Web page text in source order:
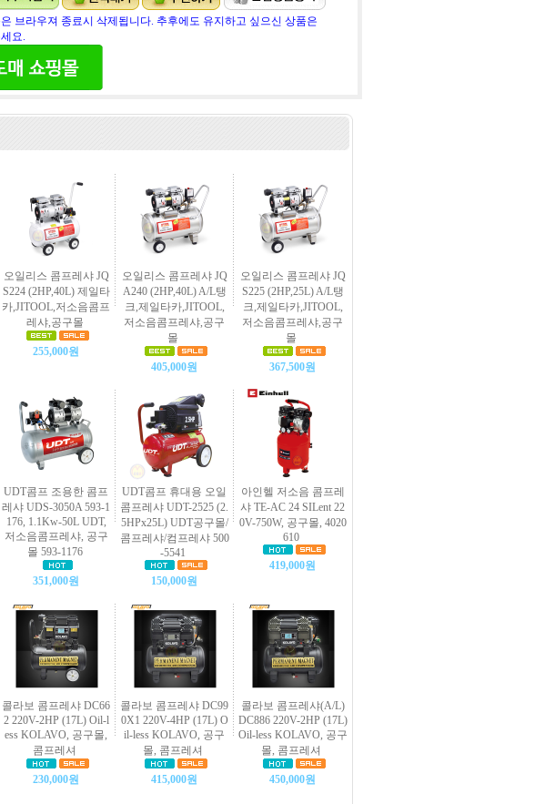
브라우져 종료시 삭제됩니다. 추후에도 유지하고 싶으신 상품은
요.
오일리스 콤프레샤 JQ
S224 (2HP,40L) 제일타
카,JITOOL,저소음콤프
레샤,공구몰
255,000원
오일리스 콤프레샤 JQ
A240 (2HP,40L) A/L탱
크,제일타카,JITOOL,
저소음콤프레샤,공구
몰
405,000원
오일리스 콤프레샤 JQ
S225 (2HP,25L) A/L탱
크,제일타카,JITOOL,
저소음콤프레샤,공구
몰
367,500원
UDT콤프 조용한 콤프
레샤 UDS-3050A 593-1
176, 1.1Kw-50L UDT,
저소음콤프레샤, 공구
몰 593-1176
351,000원
UDT콤프 휴대용 오일
콤프레샤 UDT-2525 (2.
5HPx25L) UDT공구몰/
콤프레샤/컴프레샤 500
-5541
150,000원
아인헬 저소음 콤프레
샤 TE-AC 24 SILent 22
0V-750W, 공구몰, 4020
610
419,000원
콜라보 콤프레샤 DC66
2 220V-2HP (17L) Oil-l
ess KOLAVO, 공구몰,
콤프레셔
230,000원
콜라보 콤프레샤 DC99
0X1 220V-4HP (17L) O
il-less KOLAVO, 공구
몰, 콤프레셔
415,000원
콜라보 콤프레샤(A/L)
DC886 220V-2HP (17L)
Oil-less KOLAVO, 공구
몰, 콤프레셔
450,000원